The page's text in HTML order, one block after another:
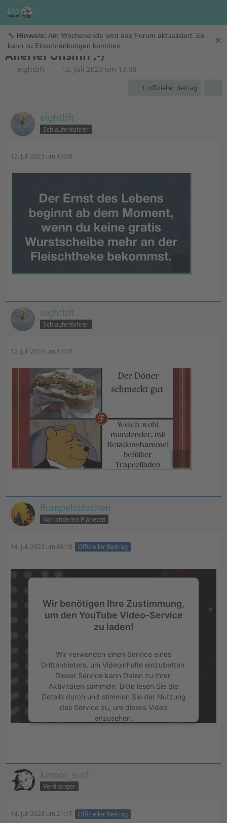
🔧 Hinweis: Am Wochenende wird das Forum aktualisiert. Es
kann zu Einschränkungen kommen.
✕
Off-Topic
Allerlei Unsinn ;-)
eightbft 12. Juli 2023 um 13:08
1. offizieller Beitrag
eightbft
Schlaufenfahrer
12. Juli 2023 um 13:08
eightbft
Schlaufenfahrer
12. Juli 2023 um 13:08
Rumpelstilzchen
Von anderen Planeten
14. Juli 2023 um 08:18 Offizieller Beitrag
Wir benötigen Ihre Zustimmung,
um den YouTube Video-Service
zu laden!
Wir verwenden einen Service eines
Drittanbieters, um Videoinhalte einzubetten.
Dieser Service kann Daten zu Ihren
Aktivitäten sammeln. Bitte lesen Sie die
Details durch und stimmen Sie der Nutzung
des Service zu, um dieses Video
anzusehen.
powered by
kemot_surf
Verdränger
14. Juli 2023 um 21:17 Offizieller Beitrag